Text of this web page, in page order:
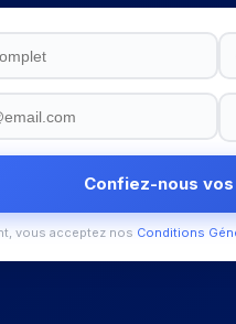
Confiez-nous
vous acceptez nos Conditions